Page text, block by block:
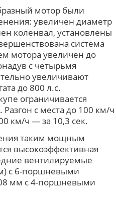
мотор были
увеличен диаметр
коленвал, установлены
система
мотора увеличен до
с четырьмя
увеличивают
до 800 л.с.
ограничивается
с места до 100 км/ч
км/ч — за 10,3 сек.
таким мощным
высокоэффективная
вентилируемые
с 6-поршневыми
мм с 4-поршневыми